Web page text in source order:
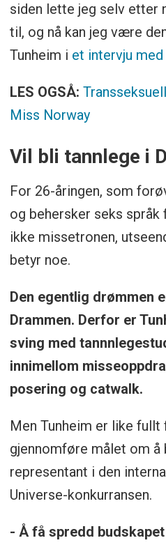
siden lette jeg selv etter
til, og nå kan jeg være
Tunheim i et intervju
LES OGSÅ:
Miss Norway
Vil bli tannlege i
For 26-åringen, som
og behersker seks
ikke missetronen,
betyr noe.
Den egentlig drømmen
Drammen. Derfor er
sving med
innimellom
posering og catwalk.
Men Tunheim er like
gjennomføre målet om å
representant i den
Universe-konkurransen.
- Å få spredd